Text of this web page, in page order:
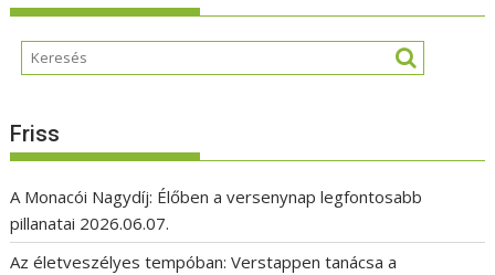
Friss
A Monacói Nagydíj: Élőben a versenynap legfontosabb
pillanatai 2026.06.07.
Az életveszélyes tempóban: Verstappen tanácsa a